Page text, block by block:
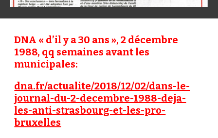
DNA « d’il y a 30 ans », 2 décembre
1988, qq semaines avant les
municipales:
dna.fr/actualite/2018/12/02/dans-le-
journal-du-2-decembre-1988-deja-
les-anti-strasbourg-et-les-pro-
bruxelles